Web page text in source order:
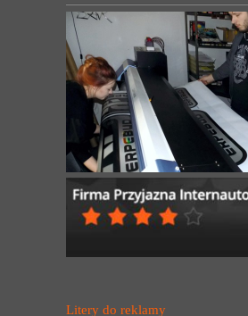
Litery do reklamy